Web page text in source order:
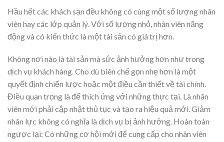
Hầu hết các khách sạn đều không có cùng một số lượng nhân
viên hay các lớp quản lý. Với số lượng nhỏ, nhân viên năng
động và có kiến ​​thức là một tài sản có giá trị hơn.
Không nơi nào là tài sản mà sức ảnh hưởng hơn như trong
dịch vụ khách hàng. Cho dù biên chế gọn nhẹ hơn là một
quyết định chiến lược hoặc một điều cần thiết về tài chính.
Điều quan trọng là để thích ứng với những thực tại. Là nhân
viên mới phải cập nhật thủ tục và tạo ra hiệu quả mới. Giảm
nhân lực không có nghĩa là dịch vụ bị ảnh hưởng. Hoàn toàn
ngược lại: Có những cơ hội mới để cung cấp cho nhân viên